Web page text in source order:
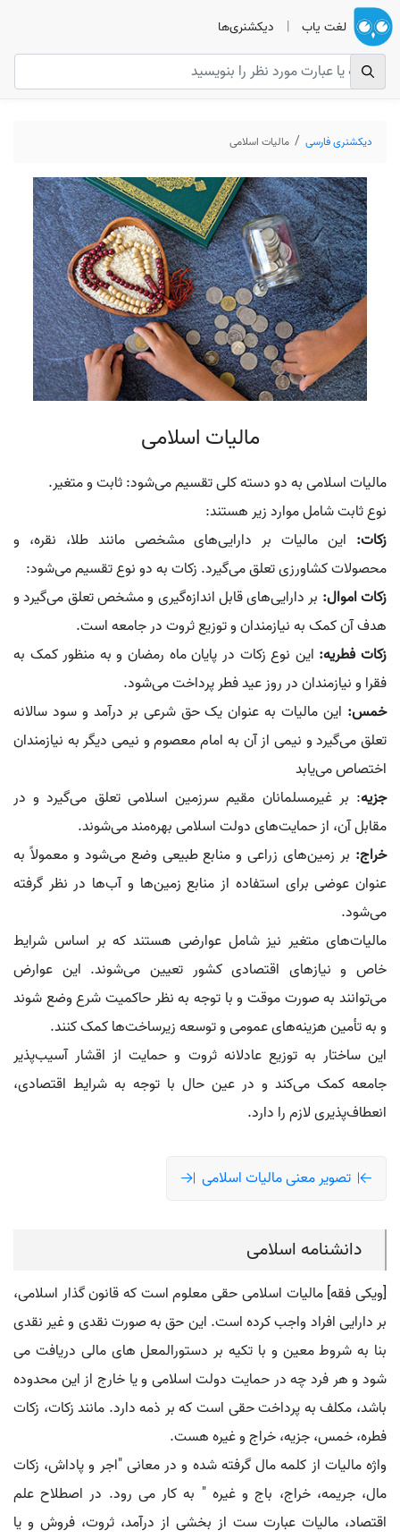
لغت یاب | دیکشنری‌ها
دیکشنری فارسی مالیات اسلامی
مالیات اسلامی
مالیات اسلامی به دو دسته کلی تقسیم می‌شود: ثابت و متغیر.
نوع ثابت شامل موارد زیر هستند:
زکات: این مالیات بر دارایی‌های مشخصی مانند طلا، نقره، و
محصولات کشاورزی تعلق می‌گیرد. زکات به دو نوع تقسیم می‌شود:
زکات اموال: بر دارایی‌های قابل اندازه‌گیری و مشخص تعلق می‌گیرد و
هدف آن کمک به نیازمندان و توزیع ثروت در جامعه است.
زکات فطریه: این نوع زکات در پایان ماه رمضان و به منظور کمک به
فقرا و نیازمندان در روز عید فطر پرداخت می‌شود.
خمس: این مالیات به عنوان یک حق شرعی بر درآمد و سود سالانه
تعلق می‌گیرد و نیمی از آن به امام معصوم و نیمی دیگر به نیازمندان
اختصاص می‌یابد
جزیه: بر غیرمسلمانان مقیم سرزمین اسلامی تعلق می‌گیرد و در
مقابل آن، از حمایت‌های دولت اسلامی بهره‌مند می‌شوند.
خراج: بر زمین‌های زراعی و منابع طبیعی وضع می‌شود و معمولاً به
عنوان عوضی برای استفاده از منابع زمین‌ها و آب‌ها در نظر گرفته
می‌شود.
مالیات‌های متغیر نیز شامل عوارضی هستند که بر اساس شرایط
خاص و نیازهای اقتصادی کشور تعیین می‌شوند. این عوارض
می‌توانند به صورت موقت و با توجه به نظر حاکمیت شرع وضع شوند
و به تأمین هزینه‌های عمومی و توسعه زیرساخت‌ها کمک کنند.
این ساختار به توزیع عادلانه ثروت و حمایت از اقشار آسیب‌پذیر
جامعه کمک می‌کند و در عین حال با توجه به شرایط اقتصادی،
انعطاف‌پذیری لازم را دارد.
تصویر معنی مالیات اسلامی
دانشنامه اسلامی
[ویکی فقه] مالیات اسلامی حقی معلوم است که قانون گذار اسلامی،
بر دارایی افراد واجب کرده است. این حق به صورت نقدی و غیر نقدی
بنا به شروط معین و با تکیه بر دستورالمعل های مالی دریافت می
شود و هر فرد چه در حمایت دولت اسلامی و یا خارج از این محدوده
باشد، مکلف به پرداخت حقی است که بر ذمه دارد. مانند زکات، زکات
فطره، خمس، جزیه، خراج و غیره هست.
واژه مالیات از کلمه مال گرفته شده و در معانی "اجر و پاداش، زکات
مال، جریمه، خراج، باج و غیره " به کار می رود. در اصطلاح علم
اقتصاد، مالیات عبارت ست از بخشی از درآمد، ثروت، فروش و یا